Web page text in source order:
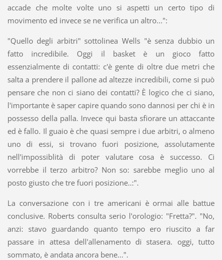
accade che molte volte uno si aspetti un certo tipo di
movimento ed invece se ne verifica un altro...":
"Quello degli arbitri" sottolinea Wells "è senza dubbio un
fatto incredibile. Oggi il basket è un gioco fatto
essenzialmente di contatti: c'è gente di oltre due metri che
salta a prendere il pallone ad altezze incredibili, come si può
pensare che non ci siano dei contatti? È logico che ci siano,
l'importante è saper capire quando sono dannosi per chi è in
possesso della palla. Invece qui basta sfiorare un attaccante
ed è fallo. Il guaio è che quasi sempre i due arbitri, o almeno
uno di essi, si trovano fuori posizione, assolutamente
nell'impossiblità di poter valutare cosa è successo. Ci
vorrebbe il terzo arbitro? Non so: sarebbe meglio uno al
posto giusto che tre fuori posizione..:".
La conversazione con i tre americani è ormai alle battue
conclusive. Roberts consulta serio l'orologio: "Fretta?". "No,
anzi: stavo guardando quanto tempo ero riuscito a far
passare in attesa dell'allenamento di stasera. oggi, tutto
sommato, è andata ancora bene...".